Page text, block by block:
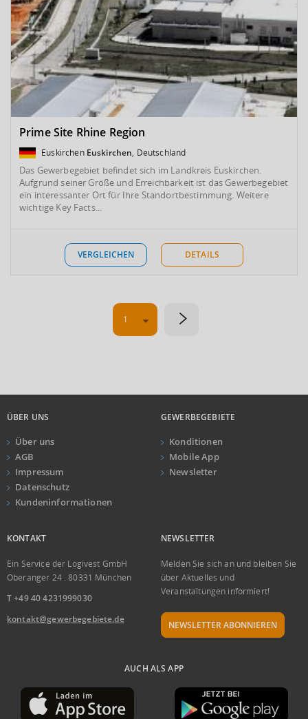
Prime Site Rhine Region
Euskirchen Euskirchen, Deutschland
Das Gewerbegebiet befindet sich im Landkreis Euskirchen.
Aufgrund seiner Größe und Erreichbarkeit ist das Gewerbegebiet
ein interessanter Ort für Ihre Standortbestimmung. Weitere
wichtige Key Facts...
VERGLEICHEN DETAILS
ÜBER UNS
Über uns
AGB
Impressum
Datenschutz
Kundeninformationen
GEWERBEGEBIETE
Konditionen
Mobile App
Newsletter
KONTAKT
Ein Service der Logivest GmbH
Oberanger 24 . 80331 München
T +49 40 4231999030
kontakt@gewerbegebiete.de
NEWSLETTER
Melden Sie sich an und bleiben Sie
über Aktuelles und
Veranstaltungen informiert!
NEWSLETTER ABONNIEREN
AUCH ALS APP